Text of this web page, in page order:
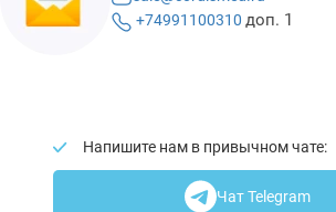
+74991100310 доп. 1
Напишите нам в привычном чате:
Чат Telegram